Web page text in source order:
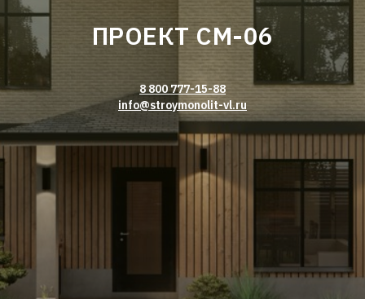
ПРОЕКТ СМ-06
8 800 777-15-88
info@stroymonolit-vl.ru